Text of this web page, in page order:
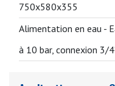
750x580x355
Alimentation en eau -
à 10 bar, connexion 3/